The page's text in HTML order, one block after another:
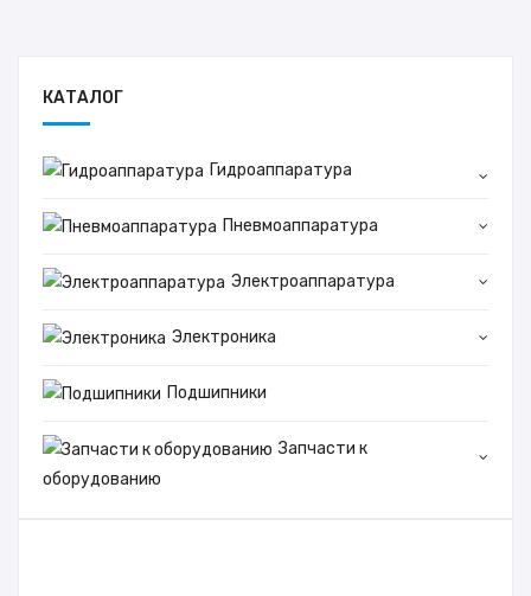
КАТАЛОГ
Гидроаппаратура
Пневмоаппаратура
Электроаппаратура
Электроника
Подшипники
Запчасти к
оборудованию